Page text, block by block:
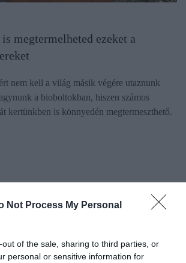
Not Process My Personal
out of the sale, sharing to third parties, or
personal or sensitive information for
megtermelheted ezeket a
nem kell a világ másik végére utaznunk
a bioboltokban, hiszen számos
kertünkben is könnyedén megtermeszthető.